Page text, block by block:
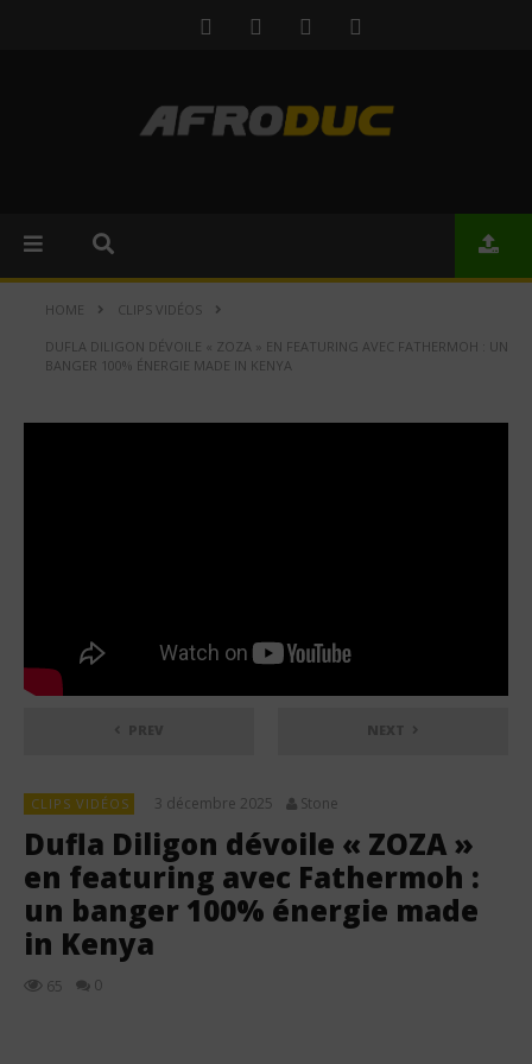
HOME CLIPS VIDÉOS
DUFLA DILIGON DÉVOILE « ZOZA » EN FEATURING AVEC FATHERMOH : UN
BANGER 100% ÉNERGIE MADE IN KENYA
CLIPS VIDÉOS 3 décembre 2025 Stone
Dufla Diligon dévoile « ZOZA »
en featuring avec Fathermoh :
un banger 100% énergie made
in Kenya
65 0